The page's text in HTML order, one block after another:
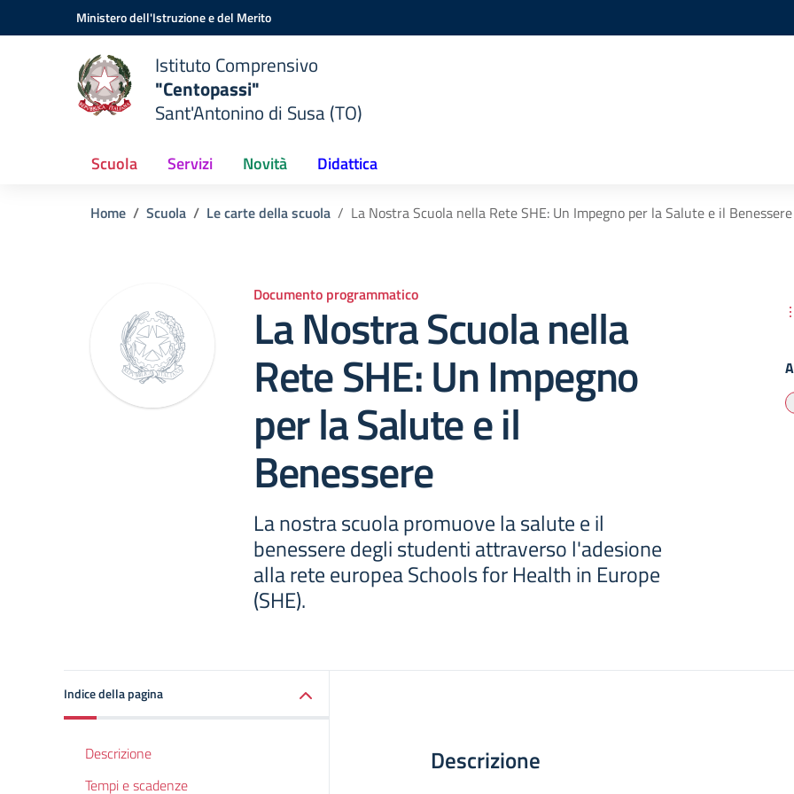
Vai ai contenuti
Vai al menu di navigazioneMinistero dell'Istruzione e del Merito
Istituto Comprensivo
"Centopassi"
Sant'Antonino di Susa (TO)
Scuola Servizi Novità Didattica
Home Scuola Le carte della scuola La Nostra Scuola nella Rete SHE: Un Impegno per la Salute e il Benessere
Documento programmatico
La Nostra Scuola nella
Rete SHE: Un Impegno
per la Salute e il
Benessere
La nostra scuola promuove la salute e il
benessere degli studenti attraverso l'adesione
alla rete europea Schools for Health in Europe
(SHE).
Indice della pagina
Descrizione
Tempi e scadenze
Descrizione